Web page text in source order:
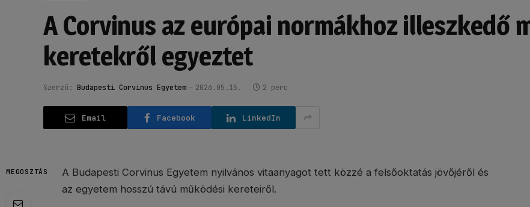
A Corvinus az európai normákhoz illeszkedő
keretekről egyeztet
Szerző: Budapesti Corvinus Egyetem 2026.05.15. 2 perc
Email Facebook LinkedIn
MEGOSZTÁS
A Budapesti Corvinus Egyetem nyilvános vitaanyagot tett közzé a felsőoktatás jövőjéről és
az egyetem hosszú távú működési kereteiről.